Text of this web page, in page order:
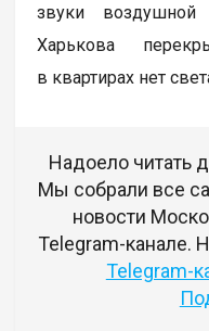
звуки воздушной
Харькова
в квартирах нет
Надоело читать
Мы собрали все
новости
Telegram-канале.
Telegram-